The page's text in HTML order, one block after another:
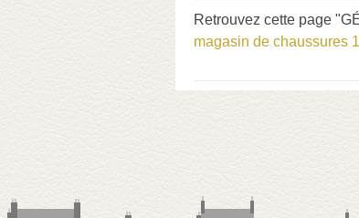
Retrouvez cette page
magasin de chaussures